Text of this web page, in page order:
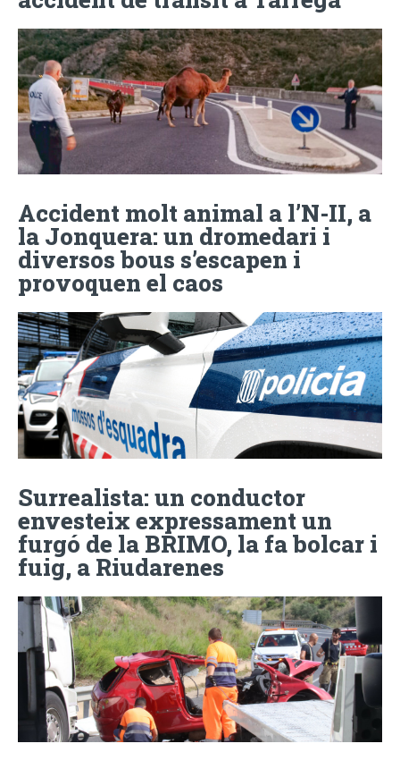
Accident molt animal a l’N-II, a
la Jonquera: un dromedari i
diversos bous s’escapen i
provoquen el caos
Surrealista: un conductor
envesteix expressament un
furgó de la BRIMO, la fa bolcar i
fuig, a Riudarenes